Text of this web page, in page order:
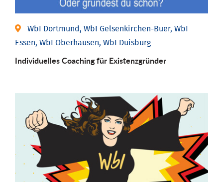
WbI Dortmund, WbI Gelsenkirchen-Buer, WbI
Essen, WbI Oberhausen, WbI Duisburg
Individu­elles Coaching für Existenz­gründer